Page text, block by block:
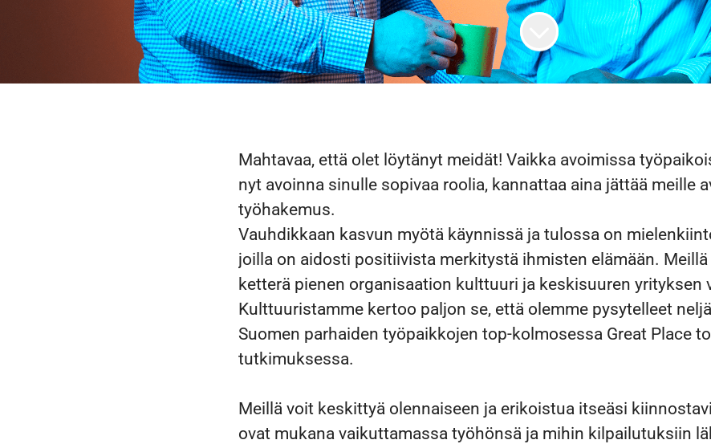
Mahtavaa, että olet löytänyt meidät! Vaikka avoimissa
nyt avoinna sinulle sopivaa roolia, kannattaa aina jättää meille
työhakemus.
Vauhdikkaan kasvun myötä käynnissä ja tulossa on
joilla on aidosti positiivista merkitystä ihmisten elämään.
ketterä pienen organisaation kulttuuri ja keskisuuren yrityksen
Kulttuuristamme kertoo paljon se, että olemme pysytelleet
Suomen parhaiden työpaikkojen top-kolmosessa Great Place
tutkimuksessa.
Meillä voit keskittyä olennaiseen ja erikoistua itseäsi
ovat mukana vaikuttamassa työhönsä ja mihin kilpailutuksiin